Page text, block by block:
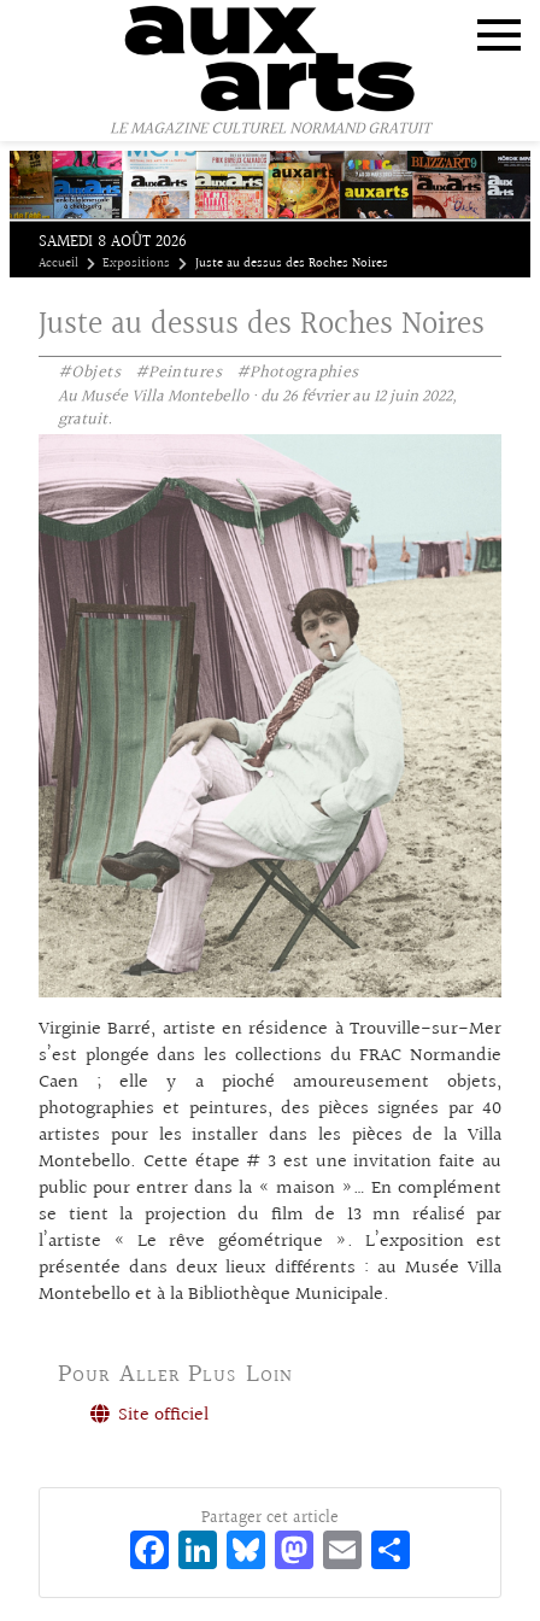
LE MAGAZINE CULTUREL NORMAND GRATUIT
SAMEDI 8 AOÛT 2026
Accueil Expositions Juste au dessus des Roches Noires
Juste au dessus des Roches Noires
#Objets #Peintures
#Photographies
Au Musée Villa Montebello · du 26 février au 12 juin 2022,
gratuit.
Virginie Barré, artiste en résidence à Trouville-sur-Mer
s’est plongée dans les collections du FRAC Normandie
Caen ; elle y a pioché amoureusement objets,
photographies et peintures, des pièces signées par 40
artistes pour les installer dans les pièces de la Villa
Montebello. Cette étape # 3 est une invitation faite au
public pour entrer dans la « maison »… En complément
se tient la projection du film de 13 mn réalisé par
l’artiste « Le rêve géométrique ». L’exposition est
présentée dans deux lieux différents : au Musée Villa
Montebello et à la Bibliothèque Municipale.
Pour Aller Plus Loin
Site officiel
Partager cet article
Fa
ce
Li
n
Bl
ue
M
as
E
m rt
Panneau de gestion des cookies